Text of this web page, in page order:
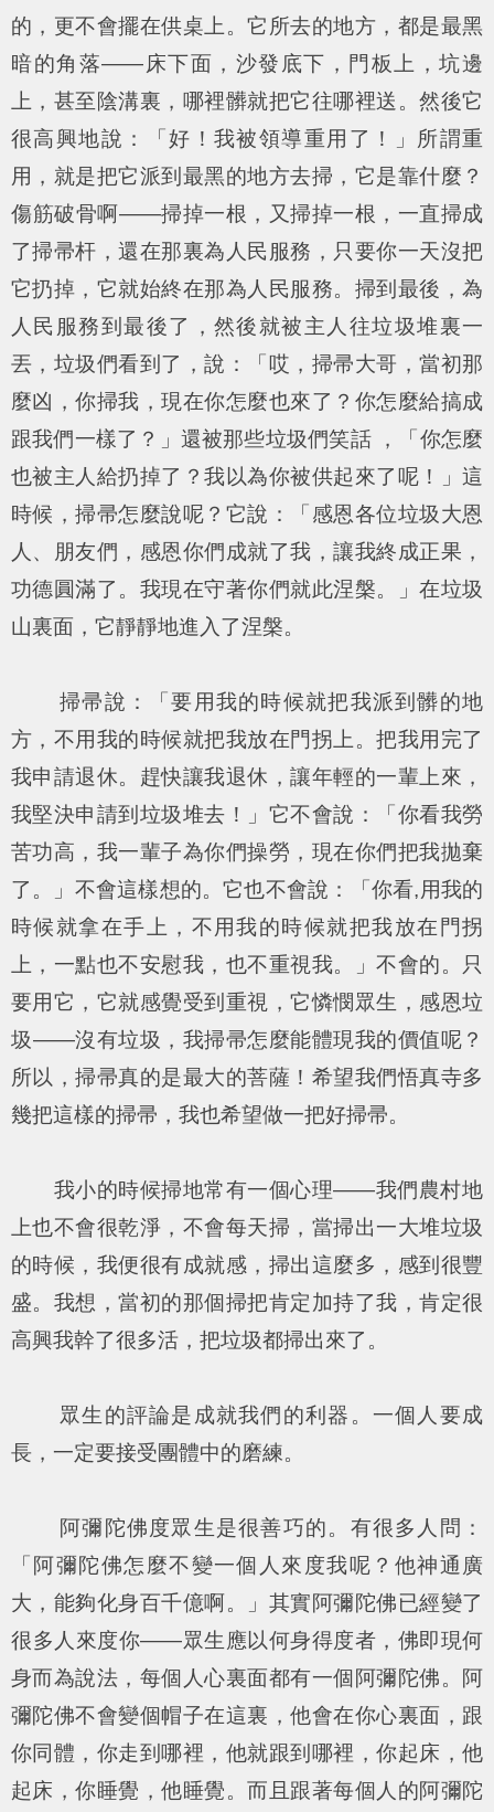
的，更不會擺在供桌上。它所去的地方，都是最黑
暗的角落——床下面，沙發底下，門板上，坑邊
上，甚至陰溝裏，哪裡髒就把它往哪裡送。然後它
很高興地說：「好！我被領導重用了！」所謂重
用，就是把它派到最黑的地方去掃，它是靠什麼？
傷筋破骨啊——掃掉一根，又掃掉一根，一直掃成
了掃帚杆，還在那裏為人民服務，只要你一天沒把
它扔掉，它就始終在那為人民服務。掃到最後，為
人民服務到最後了，然後就被主人往垃圾堆裏一
丟，垃圾們看到了，說：「哎，掃帚大哥，當初那
麼凶，你掃我，現在你怎麼也來了？你怎麼給搞成
跟我們一樣了？」還被那些垃圾們笑話 ，「你怎麼
也被主人給扔掉了？我以為你被供起來了呢！」這
時候，掃帚怎麼說呢？它說：「感恩各位垃圾大恩
人、朋友們，感恩你們成就了我，讓我終成正果，
功德圓滿了。我現在守著你們就此涅槃。」在垃圾
山裏面，它靜靜地進入了涅槃。
掃帚說：「要用我的時候就把我派到髒的地
方，不用我的時候就把我放在門拐上。把我用完了
我申請退休。趕快讓我退休，讓年輕的一輩上來，
我堅決申請到垃圾堆去！」它不會說：「你看我勞
苦功高，我一輩子為你們操勞，現在你們把我拋棄
了。」不會這樣想的。它也不會說：「你看,用我的
時候就拿在手上，不用我的時候就把我放在門拐
上，一點也不安慰我，也不重視我。」不會的。只
要用它，它就感覺受到重視，它憐憫眾生，感恩垃
圾——沒有垃圾，我掃帚怎麼能體現我的價值呢？
所以，掃帚真的是最大的菩薩！希望我們悟真寺多
幾把這樣的掃帚，我也希望做一把好掃帚。
我小的時候掃地常有一個心理——我們農村地
上也不會很乾淨，不會每天掃，當掃出一大堆垃圾
的時候，我便很有成就感，掃出這麼多，感到很豐
盛。我想，當初的那個掃把肯定加持了我，肯定很
高興我幹了很多活，把垃圾都掃出來了。
眾生的評論是成就我們的利器。一個人要成
長，一定要接受團體中的磨練。
阿彌陀佛度眾生是很善巧的。有很多人問：
「阿彌陀佛怎麼不變一個人來度我呢？他神通廣
大，能夠化身百千億啊。」其實阿彌陀佛已經變了
很多人來度你——眾生應以何身得度者，佛即現何
身而為說法，每個人心裏面都有一個阿彌陀佛。阿
彌陀佛不會變個帽子在這裏，他會在你心裏面，跟
你同體，你走到哪裡，他就跟到哪裡，你起床，他
起床，你睡覺，他睡覺。而且跟著每個人的阿彌陀